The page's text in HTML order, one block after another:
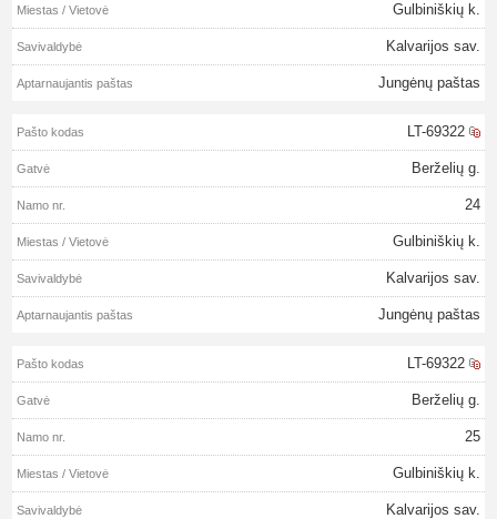
Gulbiniškių k.
Kalvarijos sav.
Jungėnų paštas
LT-69322
Berželių g.
24
Gulbiniškių k.
Kalvarijos sav.
Jungėnų paštas
LT-69322
Berželių g.
25
Gulbiniškių k.
Kalvarijos sav.